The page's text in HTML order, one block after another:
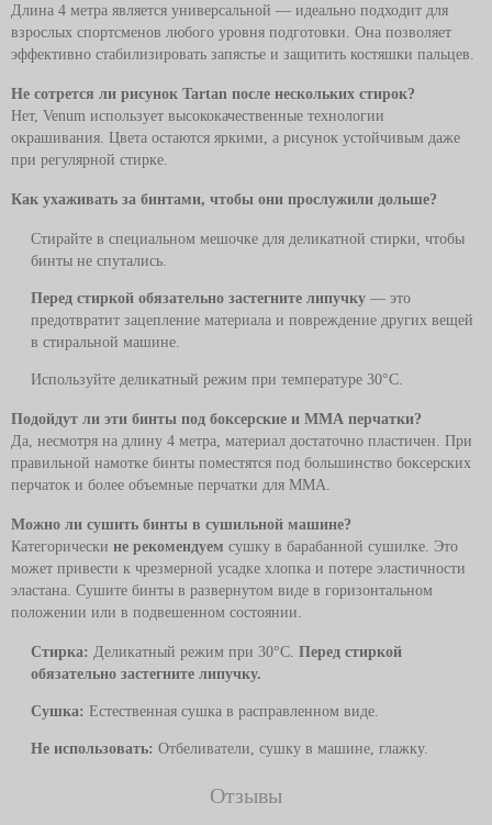
Длина 4 метра является универсальной — идеально подходит для
взрослых спортсменов любого уровня подготовки. Она позволяет
эффективно стабилизировать запястье и защитить костяшки пальцев.
Не сотрется ли рисунок Tartan после нескольких стирок?
Нет, Venum использует высококачественные технологии
окрашивания. Цвета остаются яркими, а рисунок устойчивым даже
при регулярной стирке.
Как ухаживать за бинтами, чтобы они прослужили дольше?
Стирайте в специальном мешочке для деликатной стирки, чтобы
бинты не спутались.
Перед стиркой обязательно застегните липучку — это
предотвратит зацепление материала и повреждение других вещей
в стиральной машине.
Используйте деликатный режим при температуре 30°C.
Подойдут ли эти бинты под боксерские и ММА перчатки?
Да, несмотря на длину 4 метра, материал достаточно пластичен. При
правильной намотке бинты поместятся под большинство боксерских
перчаток и более объемные перчатки для ММА.
Можно ли сушить бинты в сушильной машине?
Категорически не рекомендуем сушку в барабанной сушилке. Это
может привести к чрезмерной усадке хлопка и потере эластичности
эластана. Сушите бинты в развернутом виде в горизонтальном
положении или в подвешенном состоянии.
Стирка: Деликатный режим при 30°C. Перед стиркой
обязательно застегните липучку.
Сушка: Естественная сушка в расправленном виде.
Не использовать: Отбеливатели, сушку в машине, глажку.
Отзывы